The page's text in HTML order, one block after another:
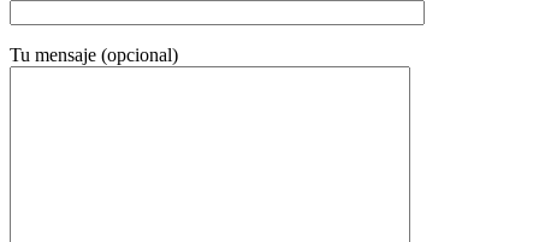
Tu mensaje (opcional)